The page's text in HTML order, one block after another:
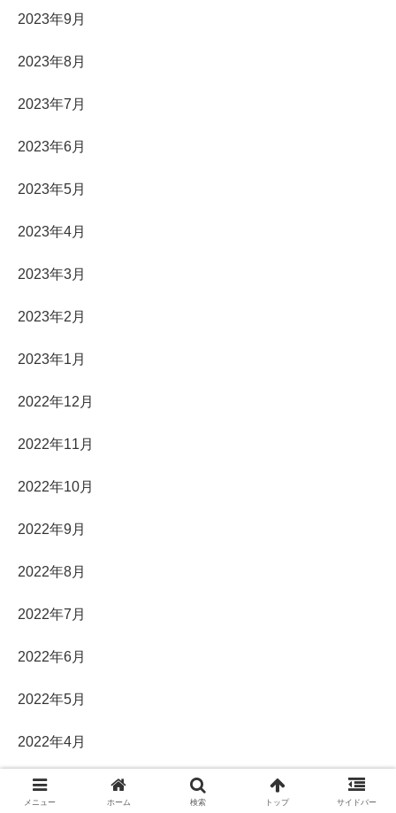
2023年9月
2023年8月
2023年7月
2023年6月
2023年5月
2023年4月
2023年3月
2023年2月
2023年1月
2022年12月
2022年11月
2022年10月
2022年9月
2022年8月
2022年7月
2022年6月
2022年5月
2022年4月
2022年3月
メニュー ホーム 検索 トップ サイドバー